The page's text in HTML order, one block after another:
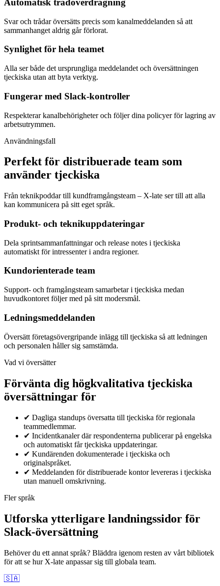
Automatisk trådöverdragning
Svar och trådar översätts precis som kanalmeddelanden så att
sammanhanget aldrig går förlorat.
Synlighet för hela teamet
Alla ser både det ursprungliga meddelandet och översättningen
tjeckiska utan att byta verktyg.
Fungerar med Slack-kontroller
Respekterar kanalbehörigheter och följer dina policyer för lagring av
arbetsutrymmen.
Användningsfall
Perfekt för distribuerade team som
använder tjeckiska
Från teknikpoddar till kundframgångsteam – X-late ser till att alla
kan kommunicera på sitt eget språk.
Produkt- och teknikuppdateringar
Dela sprintsammanfattningar och release notes i tjeckiska
automatiskt för intressenter i andra regioner.
Kundorienterade team
Support- och framgångsteam samarbetar i tjeckiska medan
huvudkontoret följer med på sitt modersmål.
Ledningsmeddelanden
Översätt företagsövergripande inlägg till tjeckiska så att ledningen
och personalen håller sig samstämda.
Vad vi översätter
Förvänta dig högkvalitativa tjeckiska
översättningar för
✔ Dagliga standups översatta till tjeckiska för regionala
teammedlemmar.
✔ Incidentkanaler där respondenterna publicerar på engelska
och automatiskt får tjeckiska uppdateringar.
✔ Kundärenden dokumenterade i tjeckiska och
originalspråket.
✔ Meddelanden för distribuerade kontor levereras i tjeckiska
utan manuell omskrivning.
Fler språk
Utforska ytterligare landningssidor för
Slack-översättning
Behöver du ett annat språk? Bläddra igenom resten av vårt bibliotek
för att se hur X-late anpassar sig till globala team.
🇸🇦